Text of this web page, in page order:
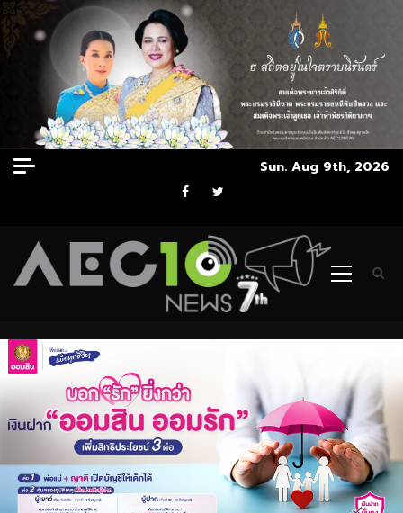
Skip
to
Sun. Aug 9th, 2026
Facebook
Twitter
Primary